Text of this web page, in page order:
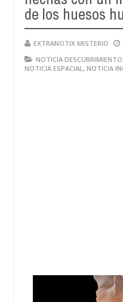
de los huesos
EXTRANOTIX MISTERIO
NOTICIA
NOTICIA ESPACIAL, NOTICIA